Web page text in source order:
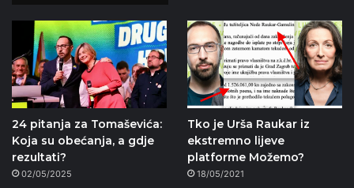
24 pitanja za Tomaševića:
Koja su obećanja, a gdje
rezultati?
02/05/2025
Tko je Urša Raukar iz
ekstremno lijeve
platforme Možemo?
18/05/2021